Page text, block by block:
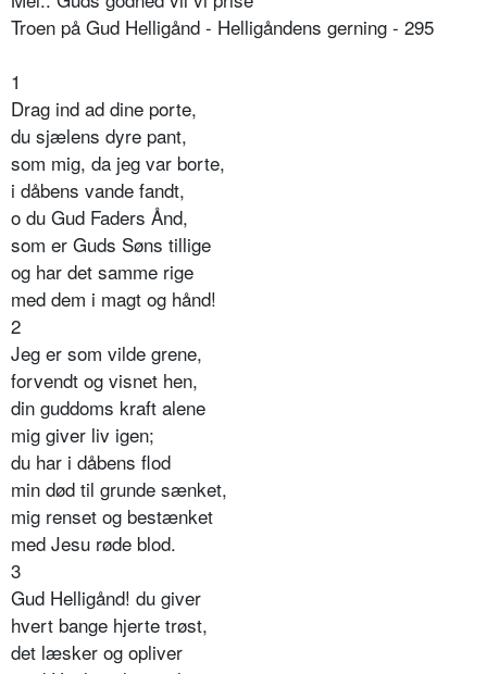
Troen på Gud Helligånd - Helligåndens gerning - 295
1
Drag ind ad dine porte,
du sjælens dyre pant,
som mig, da jeg var borte,
i dåbens vande fandt,
o du Gud Faders Ånd,
som er Guds Søns tillige
og har det samme rige
med dem i magt og hånd!
2
Jeg er som vilde grene,
forvendt og visnet hen,
din guddoms kraft alene
mig giver liv igen;
du har i dåbens flod
min død til grunde sænket,
mig renset og bestænket
med Jesu røde blod.
3
Gud Helligånd! du giver
hvert bange hjerte trøst,
det læsker og opliver